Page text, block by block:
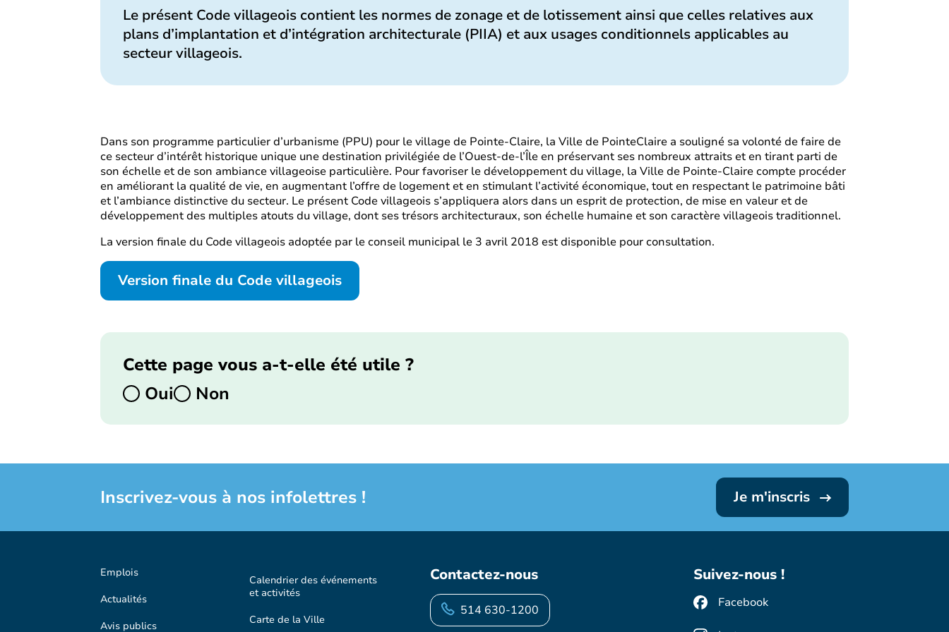
Le présent Code villageois contient les normes de zonage et de lotissement ainsi que celles relatives aux
plans d’implantation et d’intégration architecturale (PIIA) et aux usages conditionnels applicables au
secteur villageois.
Dans son programme particulier d’urbanisme (PPU) pour le village de Pointe-Claire, la Ville de PointeClaire a souligné sa volonté de faire de
ce secteur d’intérêt historique unique une destination privilégiée de l’Ouest-de-l’Île en préservant ses nombreux attraits et en tirant parti de
son échelle et de son ambiance villageoise particulière. Pour favoriser le développement du village, la Ville de Pointe-Claire compte procéder
en améliorant la qualité de vie, en augmentant l’offre de logement et en stimulant l’activité économique, tout en respectant le patrimoine bâti
et l’ambiance distinctive du secteur. Le présent Code villageois s’appliquera alors dans un esprit de protection, de mise en valeur et de
développement des multiples atouts du village, dont ses trésors architecturaux, son échelle humaine et son caractère villageois traditionnel.
La version finale du Code villageois adoptée par le conseil municipal le 3 avril 2018 est disponible pour consultation.
Version finale du Code villageois
Cette page vous a-t-elle été utile ?
Oui
Non
Inscrivez-vous à nos infolettres ! Je m'inscris
Emplois
Actualités
Avis publics
Calendrier des événements
et activités
Carte de la Ville
Contactez-nous
514 630-1200
Suivez-nous !
Facebook